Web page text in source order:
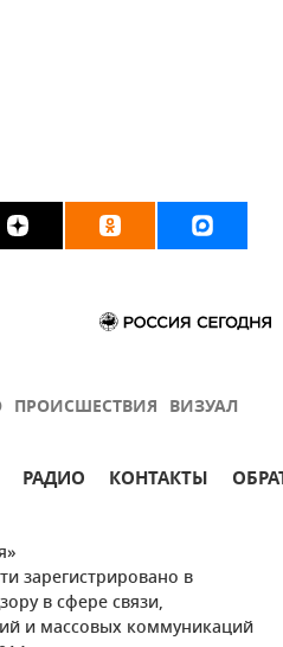
ПРОИСШЕСТВИЯ ВИЗУАЛ
РАДИО КОНТАКТЫ
зарегистрировано в
в сфере связи,
и массовых коммуникаций